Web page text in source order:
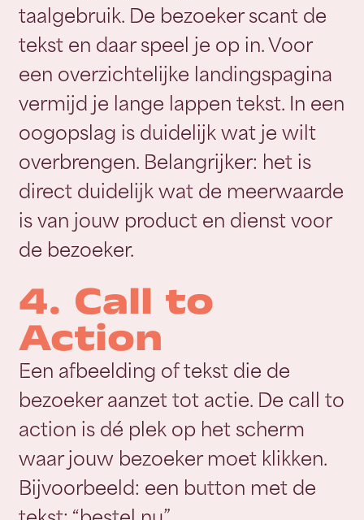
taalgebruik. De bezoeker scant de
tekst en daar speel je op in. Voor
een overzichtelijke landingspagina
vermijd je lange lappen tekst. In een
oogopslag is duidelijk wat je wilt
overbrengen. Belangrijker: het is
direct duidelijk wat de meerwaarde
is van jouw product en dienst voor
de bezoeker.
4. Call to
Action
Een afbeelding of tekst die de
bezoeker aanzet tot actie. De call to
action is dé plek op het scherm
waar jouw bezoeker moet klikken.
Bijvoorbeeld: een button met de